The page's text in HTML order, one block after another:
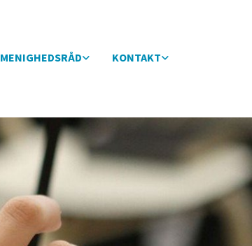
MENIGHEDSRÅD KONTAKT